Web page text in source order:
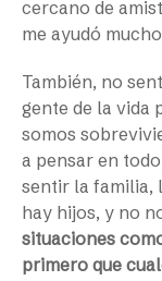
cercano de
me ayudó
También, no
gente de la vida
somos
a pensar en
sentir la familia,
hay hijos, y no
situaciones
primero que